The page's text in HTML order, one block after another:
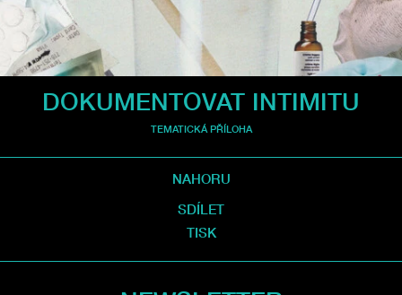
DOKUMENTOVAT INTIMITU
TEMATICKÁ PŘÍLOHA
NAHORU
SDÍLET
TISK